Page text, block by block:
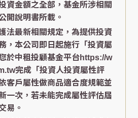
資金額之全部，基金所涉相關
開說明書所載。
法最新相關規定，為提供投資
，本公司即日起施行「投資屬
於中租投顧基金平台https://w
完成「投資人投資屬性評
客戶屬性做商品適合度規範並
一次，若未能完成屬性評估屆
易。